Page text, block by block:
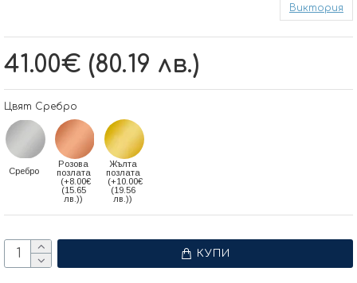
41.00€ (80.19 лв.)
Виктория
Цвят Сребро
Сребро
Розова
позлата
(+8.00€
(15.65
лв.))
Жълта
позлата
(+10.00€
(19.56
лв.))
КУПИ